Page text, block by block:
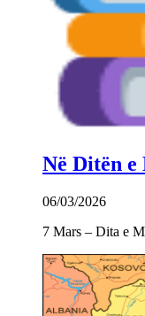
Në Ditën
06/03/2026
7 Mars – Dita e